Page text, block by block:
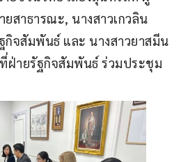
สาธารณะ, นางสาวเกวลิน
กิจสัมพันธ์ และ นางสาวยาสมีน
ฝ่ายรัฐกิจสัมพันธ์ ร่วมประชุม